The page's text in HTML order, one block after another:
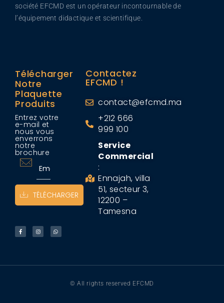
société EFCMD est un opérateur incontournable de
l’équipement didactique et scientifique.
Télécharger
Notre
Plaquette
Produits
Entrez votre
e-mail et
nous vous
enverrons
notre
brochure
TÉLÉCHARGER
Contactez
EFCMD !
contact@efcmd.ma
+212 666
999 100
Service
Commercial
:
Ennajah, villa
51, secteur 3,
12200 –
Tamesna
© All rights reserved EFCMD